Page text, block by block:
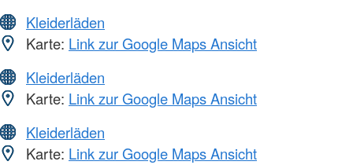
Kleiderläden
Karte: Link zur Google Maps Ansicht
Kleiderläden
Karte: Link zur Google Maps Ansicht
Kleiderläden
Karte: Link zur Google Maps Ansicht